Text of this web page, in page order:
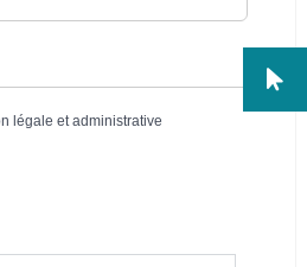
légale et administrative